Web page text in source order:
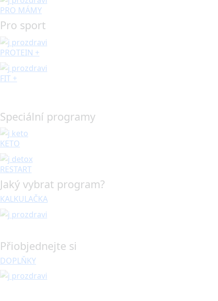
PRO MÁMY
Pro sport
PROTEIN +
FIT +
Speciální programy
KETO
RESTART
Jaký vybrat program?
KALKULAČKA
Přiobjednejte si
DOPLŇKY